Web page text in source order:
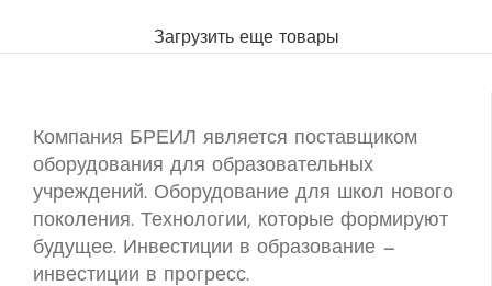
Загрузить еще товары
Компания БРЕИЛ является поставщиком
оборудования для образовательных
учреждений. Оборудование для школ нового
поколения. Технологии, которые формируют
будущее. Инвестиции в образование —
инвестиции в прогресс.